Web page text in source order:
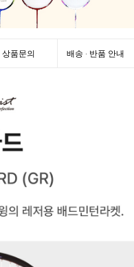
상품문의 배송 · 반품 안내